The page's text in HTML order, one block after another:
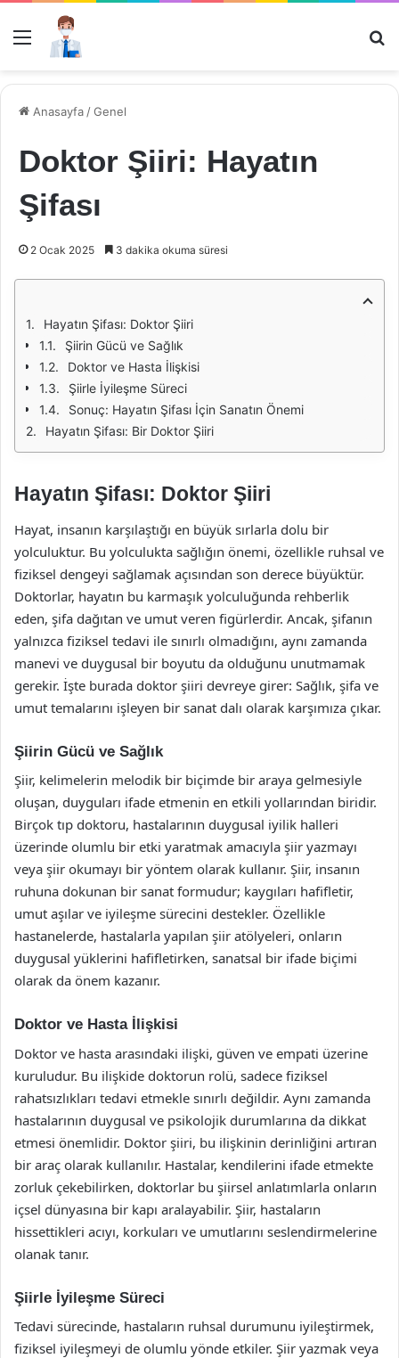
Menü
Anasayfa /Genel
Doktor Şiiri: Hayatın
Şifası
2 Ocak 2025 3 dakika okuma süresi
Hayatın Şifası: Doktor Şiiri
Şiirin Gücü ve Sağlık
Doktor ve Hasta İlişkisi
Şiirle İyileşme Süreci
Sonuç: Hayatın Şifası İçin Sanatın Önemi
Hayatın Şifası: Bir Doktor Şiiri
Hayatın Şifası: Doktor Şiiri
Hayat, insanın karşılaştığı en büyük sırlarla dolu bir
yolculuktur. Bu yolculukta sağlığın önemi, özellikle ruhsal ve
fiziksel dengeyi sağlamak açısından son derece büyüktür.
Doktorlar, hayatın bu karmaşık yolculuğunda rehberlik
eden, şifa dağıtan ve umut veren figürlerdir. Ancak, şifanın
yalnızca fiziksel tedavi ile sınırlı olmadığını, aynı zamanda
manevi ve duygusal bir boyutu da olduğunu unutmamak
gerekir. İşte burada doktor şiiri devreye girer: Sağlık, şifa ve
umut temalarını işleyen bir sanat dalı olarak karşımıza çıkar.
Şiirin Gücü ve Sağlık
Şiir, kelimelerin melodik bir biçimde bir araya gelmesiyle
oluşan, duyguları ifade etmenin en etkili yollarından biridir.
Birçok tıp doktoru, hastalarının duygusal iyilik halleri
üzerinde olumlu bir etki yaratmak amacıyla şiir yazmayı
veya şiir okumayı bir yöntem olarak kullanır. Şiir, insanın
ruhuna dokunan bir sanat formudur; kaygıları hafifletir,
umut aşılar ve iyileşme sürecini destekler. Özellikle
hastanelerde, hastalarla yapılan şiir atölyeleri, onların
duygusal yüklerini hafifletirken, sanatsal bir ifade biçimi
olarak da önem kazanır.
Doktor ve Hasta İlişkisi
Doktor ve hasta arasındaki ilişki, güven ve empati üzerine
kuruludur. Bu ilişkide doktorun rolü, sadece fiziksel
rahatsızlıkları tedavi etmekle sınırlı değildir. Aynı zamanda
hastalarının duygusal ve psikolojik durumlarına da dikkat
etmesi önemlidir. Doktor şiiri, bu ilişkinin derinliğini artıran
bir araç olarak kullanılır. Hastalar, kendilerini ifade etmekte
zorluk çekebilirken, doktorlar bu şiirsel anlatımlarla onların
içsel dünyasına bir kapı aralayabilir. Şiir, hastaların
hissettikleri acıyı, korkuları ve umutlarını seslendirmelerine
olanak tanır.
Şiirle İyileşme Süreci
Tedavi sürecinde, hastaların ruhsal durumunu iyileştirmek,
fiziksel iyileşmeyi de olumlu yönde etkiler. Şiir yazmak veya